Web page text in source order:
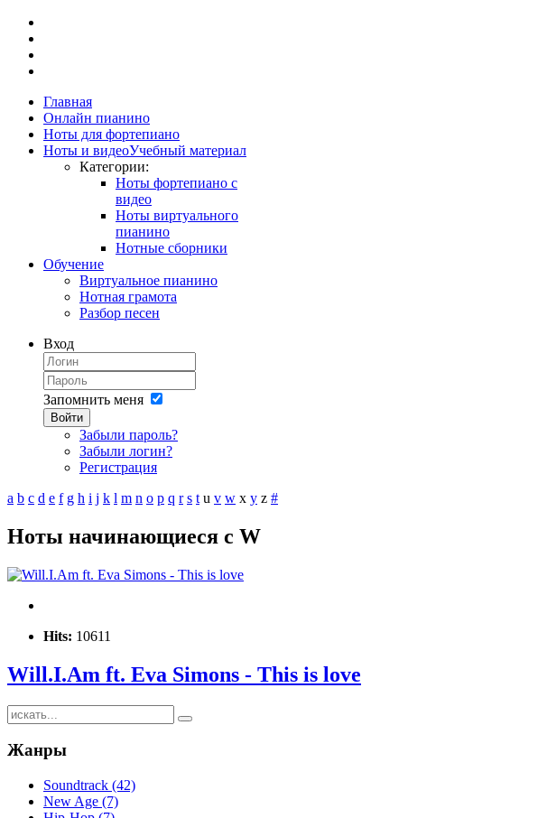
Главная
Онлайн пианино
Ноты для фортепиано
Ноты и видеоУчебный материал
Категории:
Ноты фортепиано с
видео
Ноты виртуального
пианино
Нотные сборники
Обучение
Виртуальное пианино
Нотная грамота
Разбор песен
Вход
Запомнить меня
Войти
Забыли пароль?
Забыли логин?
Регистрация
a b c d e f g h i j k l m n o p q r s t u v w x y z #
Ноты начинающиеся с W
Hits: 10611
Will.I.Am ft. Eva Simons - This is love
Жанры
Soundtrack (42)
New Age (7)